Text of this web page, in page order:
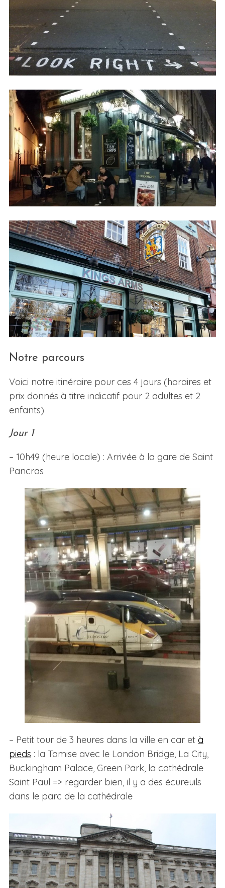
Notre parcours
Voici notre itinéraire pour ces 4 jours (horaires et
prix donnés à titre indicatif pour 2 adultes et 2
enfants)
Jour 1
– 10h49 (heure locale) : Arrivée à la gare de Saint
Pancras
– Petit tour de 3 heures dans la ville en car et à
pieds : la Tamise avec le London Bridge, La City,
Buckingham Palace, Green Park, la cathédrale
Saint Paul => regarder bien, il y a des écureuils
dans le parc de la cathédrale
S
e
a
c
f
o
r
: